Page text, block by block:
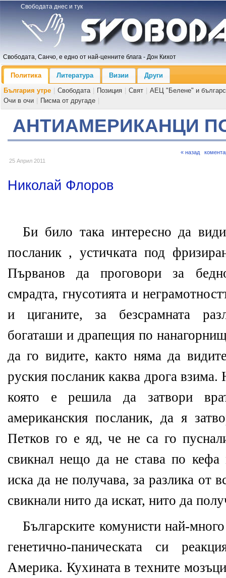
Свободата днес и тук
Свободата, Санчо, е едно от най-ценните блага - Дон Кихот
Политика Литература Визии
Други
България утре
Свободата Позиция Свят
АЕЦ "Белене" и
Очи в очи
Писма от другаде
АНТИАМЕРИКАНЦИ
25 Април 2011
« назад
Николай Флоров
Би било така интересно да
посланик , устичката под
Първанов да проговори за
смрадта, гнусотията и
и циганите, за безсрамната
богаташи и драпещия по
да го видите, както няма да
руския посланик каква дрога
която е решила да затвори
американския посланик, да я
Петков го е яд, че не са го
свикнал нещо да не става по кефа
иска да не получава, за разлика от
свикнали нито да искат, нито да
Българските комунисти най-
генетично-паническата си
Америка. Кухината в техните